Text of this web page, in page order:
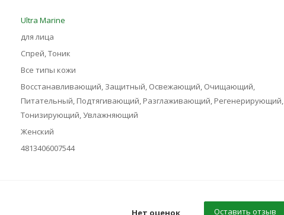
Ultra Marinе
для лица
Спрей, Тоник
Все типы кожи
Восстанавливающий, Защитный, Освежающий, Очищающий,
Питательный, Подтягивающий, Разглаживающий, Регенерирующий,
Тонизирующий, Увлажняющий
Женский
4813406007544
Нет оценок Оставить отзыв